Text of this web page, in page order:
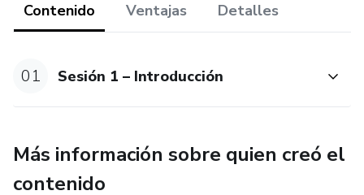
Porqué tomar decisiones con propósito?
Cuando tenemos claro el bienestar que queremos lograr y
decisiones se disfruta y se facilita.
Contenido Ventajas Detalles
01 Sesión 1 – Introducción
Más información sobre quien creó el
contenido